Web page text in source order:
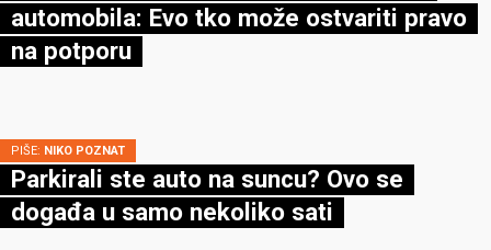
automobila: Evo tko može ostvariti pravo
na potporu
PIŠE: NIKO POZNAT
Parkirali ste auto na suncu? Ovo se
događa u samo nekoliko sati